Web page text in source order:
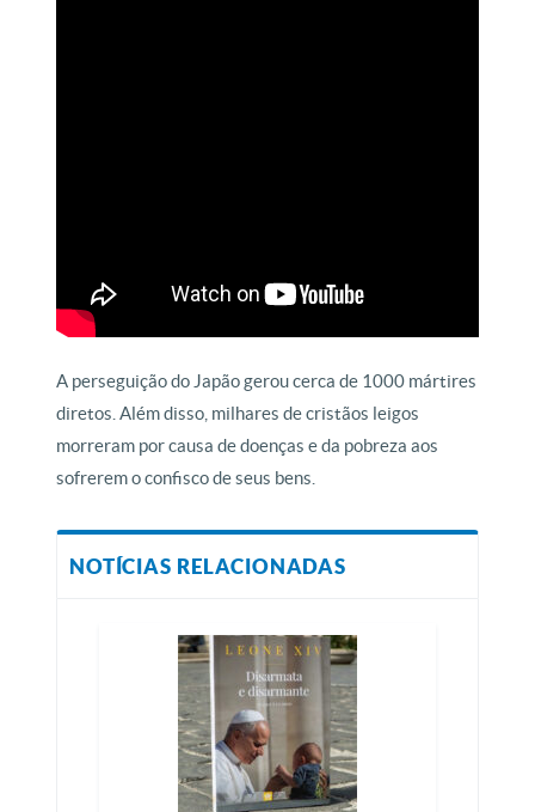
A perseguição do Japão gerou cerca de 1000 mártires
diretos. Além disso, milhares de cristãos leigos
morreram por causa de doenças e da pobreza aos
sofrerem o confisco de seus bens.
NOTÍCIAS RELACIONADAS